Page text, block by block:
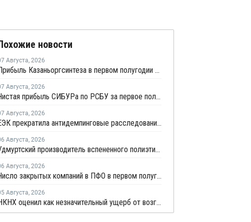
новости
Августа, 2026
Прибыль Казаньоргсинтеза в первом полугодии сократилась более чем в 2 раза
Августа, 2026
Чистая прибыль СИБУРа по РСБУ за первое полугодие сократилась в 3,6 раза
Августа, 2026
ЕЭК прекратила антидемпинговые расследования против ПЭ и ПП из Азербайджана и Туркменистана
Августа, 2026
Удмуртский производитель вспененного полиэтилена нарастит выпуск на 15%
Августа, 2026
Число закрытых компаний в ПФО в первом полугодии 2026 года вдвое превысило число новых
Августа, 2026
НКНХ оценил как незначительный ущерб от возгорания на линии полистирола